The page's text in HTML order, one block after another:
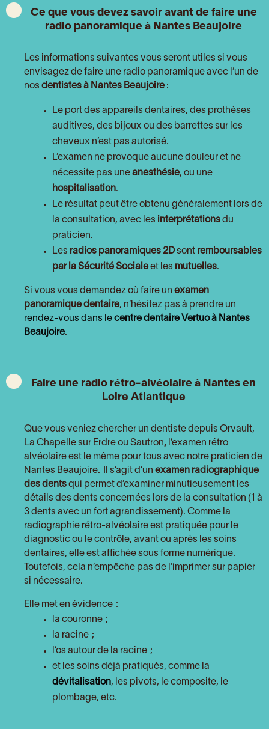
Ce que vous devez savoir avant de faire une
radio panoramique à Nantes Beaujoire
Les informations suivantes vous seront utiles si vous
envisagez de faire une radio panoramique avec l’un de
nos dentistes à Nantes Beaujoire :
Le port des appareils dentaires, des prothèses
auditives, des bijoux ou des barrettes sur les
cheveux n’est pas autorisé.
L’examen ne provoque aucune douleur et ne
nécessite pas une anesthésie, ou une
hospitalisation.
Le résultat peut être obtenu généralement lors de
la consultation, avec les interprétations du
praticien.
Les radios panoramiques 2Dsont remboursables
par la Sécurité Sociale et les mutuelles.
Si vous vous demandez où faire un examen
panoramique dentaire, n’hésitez pas à prendre un
rendez-vous dans le centre dentaire Vertuo à Nantes
Beaujoire.
Faire une radio rétro-alvéolaire à Nantes en
Loire Atlantique
Que vous veniez chercher un dentiste depuis Orvault,
La Chapelle sur Erdre ou Sautron, l’examen rétro
alvéolaire est le même pour tous avec notre praticien de
Nantes Beaujoire.
Il s’agit d’un examen radiographique
des dents qui permet d’examiner minutieusement les
détails des dents concernées lors de la consultation (1 à
3 dents avec un fort agrandissement). Comme la
radiographie rétro-alvéolaire est pratiquée pour le
diagnostic ou le contrôle, avant ou après les soins
dentaires, elle est affichée sous forme numérique.
Toutefois, cela n’empêche pas de l’imprimer sur papier
si nécessaire.
Elle met en évidence :
la couronne ;
la racine ;
l’os autour de la racine ;
et les soins déjà pratiqués, comme la
dévitalisation, les pivots, le composite, le
plombage, etc.